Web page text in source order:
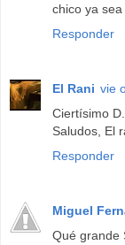
chico ya sea
Responder
El Rani vie
Ciertísimo
Saludos, El
Responder
Miguel
Qué grande